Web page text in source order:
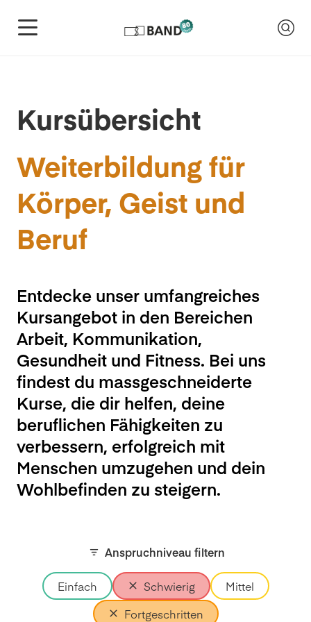
Kursübersicht
Weiterbildung für
Körper, Geist und
Beruf
Entdecke unser umfangreiches
Kursangebot in den Bereichen
Arbeit, Kommunikation,
Gesundheit und Fitness. Bei uns
findest du massgeschneiderte
Kurse, die dir helfen, deine
beruflichen Fähigkeiten zu
verbessern, erfolgreich mit
Menschen umzugehen und dein
Wohlbefinden zu steigern.
Anspruchniveau filtern
Einfach Schwierig
Mittel
Fortgeschritten